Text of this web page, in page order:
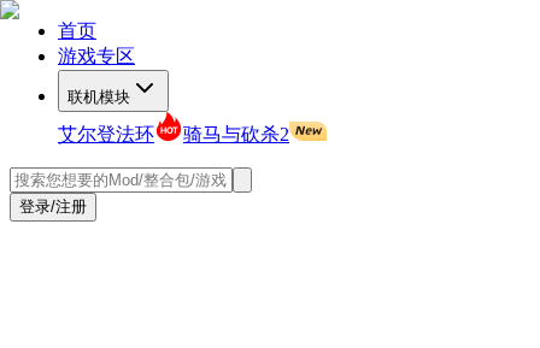
首页
游戏专区
联机模块
艾尔登法环 骑马与砍杀2
登录/注册